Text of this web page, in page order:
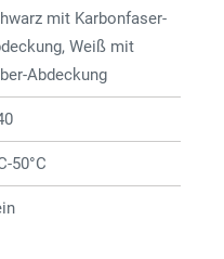
mit Karbonfaser-
Weiß mit
Abdeckung
50°C